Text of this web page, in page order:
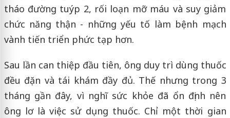
tháo đường tuýp 2, rối loạn mỡ máu và suy giảm
chức năng thận - những yếu tố làm bệnh mạch
vành tiến triển phức tạp hơn.
Sau lần can thiệp đầu tiên, ông duy trì dùng thuốc
đều đặn và tái khám đầy đủ. Thế nhưng trong 3
tháng gần đây, vì nghĩ sức khỏe đã ổn định nên
ông lơ là việc sử dụng thuốc. Chỉ một thời gian